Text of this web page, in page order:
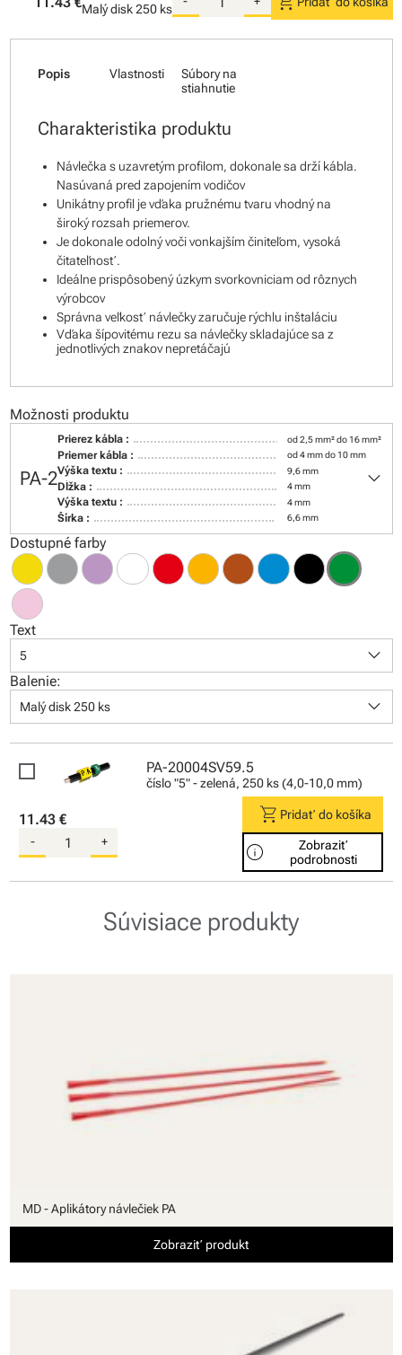
Malý disk250 ks
Popis Vlastnosti
Súbory na
stiahnutie
Charakteristika produktu
Návlečka s uzavretým profilom, dokonale sa drží kábla.
Nasúvaná pred zapojením vodičov
Unikátny profil je vďaka pružnému tvaru vhodný na
široký rozsah priemerov.
Je dokonale odolný voči vonkajším činiteľom, vysoká
čitateľnosť.
Ideálne prispôsobený úzkym svorkovniciam od rôznych
výrobcov
Správna veľkosť návlečky zaručuje rýchlu inštaláciu
Vďaka šípovitému rezu sa návlečky skladajúce sa z
jednotlivých znakov nepretáčajú
Možnosti produktu
PA-2
Prierez kábla : od 2,5 mm² do 16 mm²
Priemer kábla : od 4 mm do 10 mm
Výška textu : 9,6 mm
Dĺžka : 4 mm
Výška textu : 4 mm
Šírka : 6,6 mm
keyboard_arrow_down
Dostupné farby
Text
5 keyboard_arrow_down
Balenie:
Malý disk 250 ks keyboard_arrow_down
PA-20004SV59.5
číslo "5" - zelená, 250 ks (4,0-10,0 mm)
11.43 €
- +
shopping_cart Pridať do košíka
info
Zobraziť
podrobnosti
Súvisiace produkty
MD - Aplikátory návlečiek PA
Zobraziť produkt